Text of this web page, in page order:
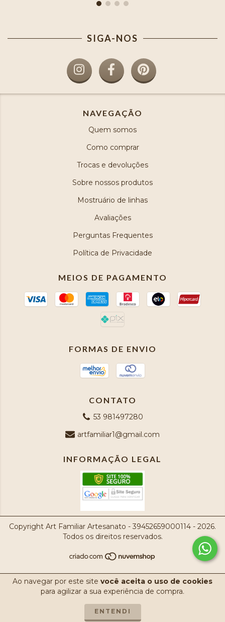
Ao navegar por este site você aceita o uso de cookies
para agilizar a sua experiência de compra.
ENTENDI
SIGA-NOS
NAVEGAÇÃO
Quem somos
Como comprar
Trocas e devoluções
Sobre nossos produtos
Mostruário de linhas
Avaliações
Perguntas Frequentes
Política de Privacidade
MEIOS DE PAGAMENTO
FORMAS DE ENVIO
CONTATO
53 981497280
artfamiliar1@gmail.com
INFORMAÇÃO LEGAL
Copyright Art Familiar Artesanato - 39452659000114 - 2026.
Todos os direitos reservados.